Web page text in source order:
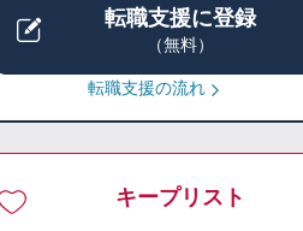
転職支援に登録
（無料）
転職支援の流れ
キープリスト